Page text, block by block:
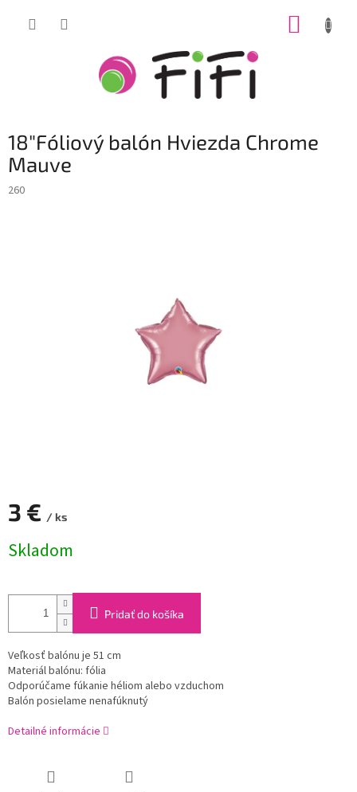
18"Fóliový balón Hviezda Chrome
Mauve
260
3 € / ks
cena:
Skladom
Pridať do košíka
Veľkosť balónu je 51 cm
Materiál balónu: fólia
Odporúčame fúkanie héliom alebo vzduchom
Balón posielame nenafúknutý
Detailné informácie